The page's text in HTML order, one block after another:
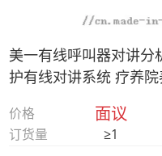
美一有线呼叫器对讲分
护有线对讲系统 疗养
价格 面议
订货量
≥1